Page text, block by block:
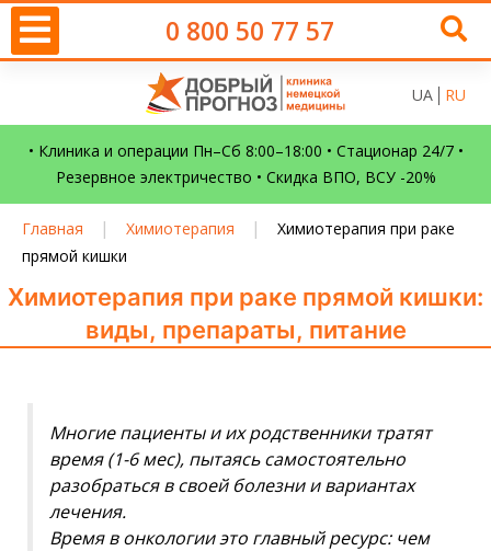
0 800 50 77 57
UA RU
• Клиника и операции Пн–Сб 8:00–18:00 • Стационар 24/7 •
Резервное электричество • Скидка ВПО, ВСУ -20%
Главная | Химиотерапия |
Химиотерапия при раке
прямой кишки
Химиотерапия при раке прямой кишки:
виды, препараты, питание
Многие пациенты и их родственники тратят
время (1-6 мес), пытаясь самостоятельно
разобраться в своей болезни и вариантах
лечения.
Время в онкологии это главный ресурс: чем